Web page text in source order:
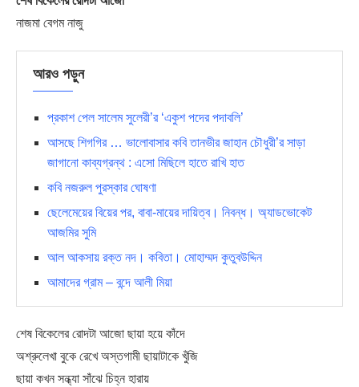
নাজমা বেগম নাজু
আরও পড়ুন
প্রকাশ পেল সালেম সুলেরী’র ‘একুশ পদের পদাবলি’
আসছে শিগগির … ভালোবাসার কবি তানভীর জাহান চৌধুরী’র সাড়া
জাগানো কাব্যগ্রন্থ : এসো মিছিলে হাতে রাখি হাত
কবি নজরুল পুরস্কার ঘোষণা
ছেলেমেয়ের বিয়ের পর, বাবা-মায়ের দায়িত্ব। নিবন্ধ। অ্যাডভোকেট
আজমির সুমি
আল আকসায় রক্ত নদ। কবিতা। মোহাম্মদ কুতুবউদ্দিন
আমাদের গ্রাম – বন্দে আলী মিয়া
শেষ বিকেলের রোদটা আজো ছায়া হয়ে কাঁদে
অশ্রুলেখা বুকে রেখে অস্তগামী ছায়াটাকে খুঁজি
ছায়া কখন সন্ধ্যা সাঁঝে চিহ্ন হারায়